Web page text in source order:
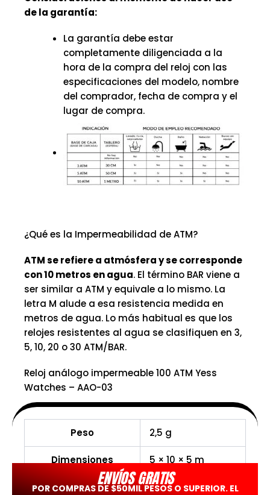
de la garantía:
La garantía debe estar
completamente diligenciada a la
hora de la compra del reloj con las
especificaciones del modelo, nombre
del comprador, fecha de compra y el
lugar de compra.
¿Qué es la Impermeabilidad de ATM?
ATM se refiere a atmósfera y se corresponde
con 10 metros en agua. El término BAR viene a
ser similar a ATM y equivale a lo mismo. La
letra M alude a esa resistencia medida en
metros de agua. Lo más habitual es que los
relojes resistentes al agua se clasifiquen en 3,
5, 10, 20 o 30 ATM/BAR.
Reloj análogo impermeable 100 ATM Yess
Watches – AAO-03
Peso 2,5 g
Dimensiones 5 × 10 × 5 m
ENVÍOS GRATIS
POR COMPRAS DE $50MIL PESOS O SUPERIOR. EL